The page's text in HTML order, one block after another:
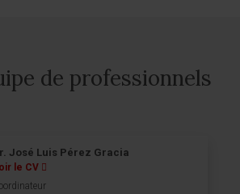
de professionnels
José Luis Pérez Gracia
le CV